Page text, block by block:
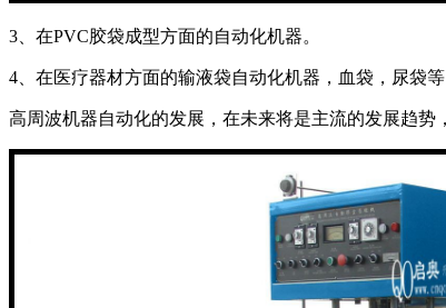
3、在PVC胶袋成型方面的自动化机器。
4、在医疗器材方面的输液袋自动化机器，血袋，尿袋
高周波机器自动化的发展，在未来将是主流的发展趋